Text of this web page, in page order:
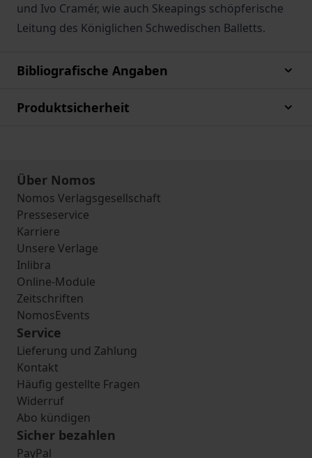
und Ivo Cramér, wie auch Skeapings schöpferische
Leitung des Königlichen Schwedischen Balletts.
Bibliografische Angaben
Produktsicherheit
Über Nomos
Nomos Verlagsgesellschaft
Presseservice
Karriere
Unsere Verlage
Inlibra
Online-Module
Zeitschriften
NomosEvents
Service
Lieferung und Zahlung
Kontakt
Häufig gestellte Fragen
Widerruf
Abo kündigen
Sicher bezahlen
PayPal